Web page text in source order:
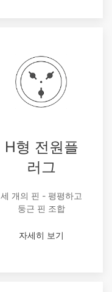
H형 전원플
러그
세 개의 핀 - 평평하고
둥근 핀 조합
자세히 보기